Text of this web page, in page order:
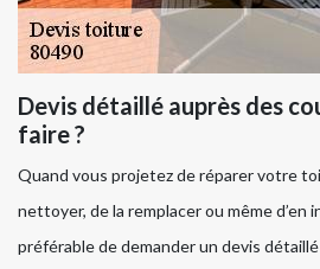
Devis détaillé auprès des
faire ?
Quand vous projetez de réparer votre
nettoyer, de la remplacer ou même d’en
préférable de demander un devis